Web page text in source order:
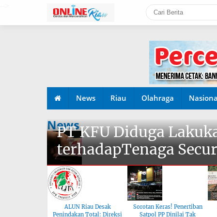
News Riau Olahraga
News
PT KFU Diduga
terhadapTenaga
ALUN Riau Desak
Penindakan Total: Direksi
Sorotan Keras! Penertiban
Satpol PP Dinilai Tak